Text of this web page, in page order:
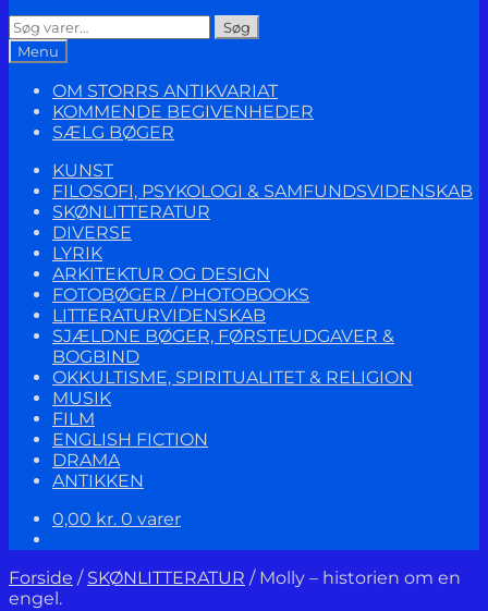
Søg
efter:
Søg
Menu
OM STORRS ANTIKVARIAT
KOMMENDE BEGIVENHEDER
SÆLG BØGER
KUNST
FILOSOFI, PSYKOLOGI & SAMFUNDSVIDENSKAB
SKØNLITTERATUR
DIVERSE
LYRIK
ARKITEKTUR OG DESIGN
FOTOBØGER / PHOTOBOOKS
LITTERATURVIDENSKAB
SJÆLDNE BØGER, FØRSTEUDGAVER &
BOGBIND
OKKULTISME, SPIRITUALITET & RELIGION
MUSIK
FILM
ENGLISH FICTION
DRAMA
ANTIKKEN
0,00 kr. 0 varer
Forside / SKØNLITTERATUR / Molly – historien om en
engel.